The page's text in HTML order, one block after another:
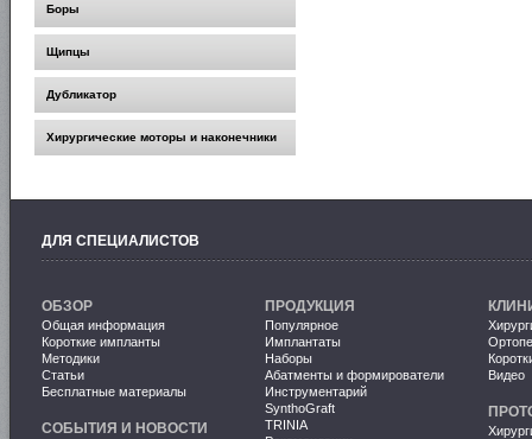
Боры
Щипцы
Дубликатор
Хирургические моторы и наконечники
ДЛЯ СПЕЦИАЛИСТОВ
ОБЗОР
Общая информация
Короткие импланты
Методики
Статьи
Бесплатные материалы
СОБЫТИЯ И НОВОСТИ
ПРОДУКЦИЯ
Популярное
Имплантаты
Наборы
Абатменты и формирователи
Инструментарий
SynthoGraft
TRINIA
Видео